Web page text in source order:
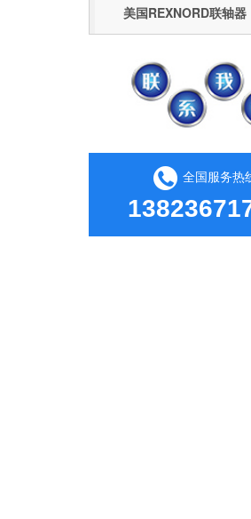
美国REXNORD联轴器
全国服务热